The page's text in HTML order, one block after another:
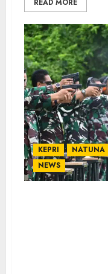
READ MORE
KEPRI
NATUNA
NEWS